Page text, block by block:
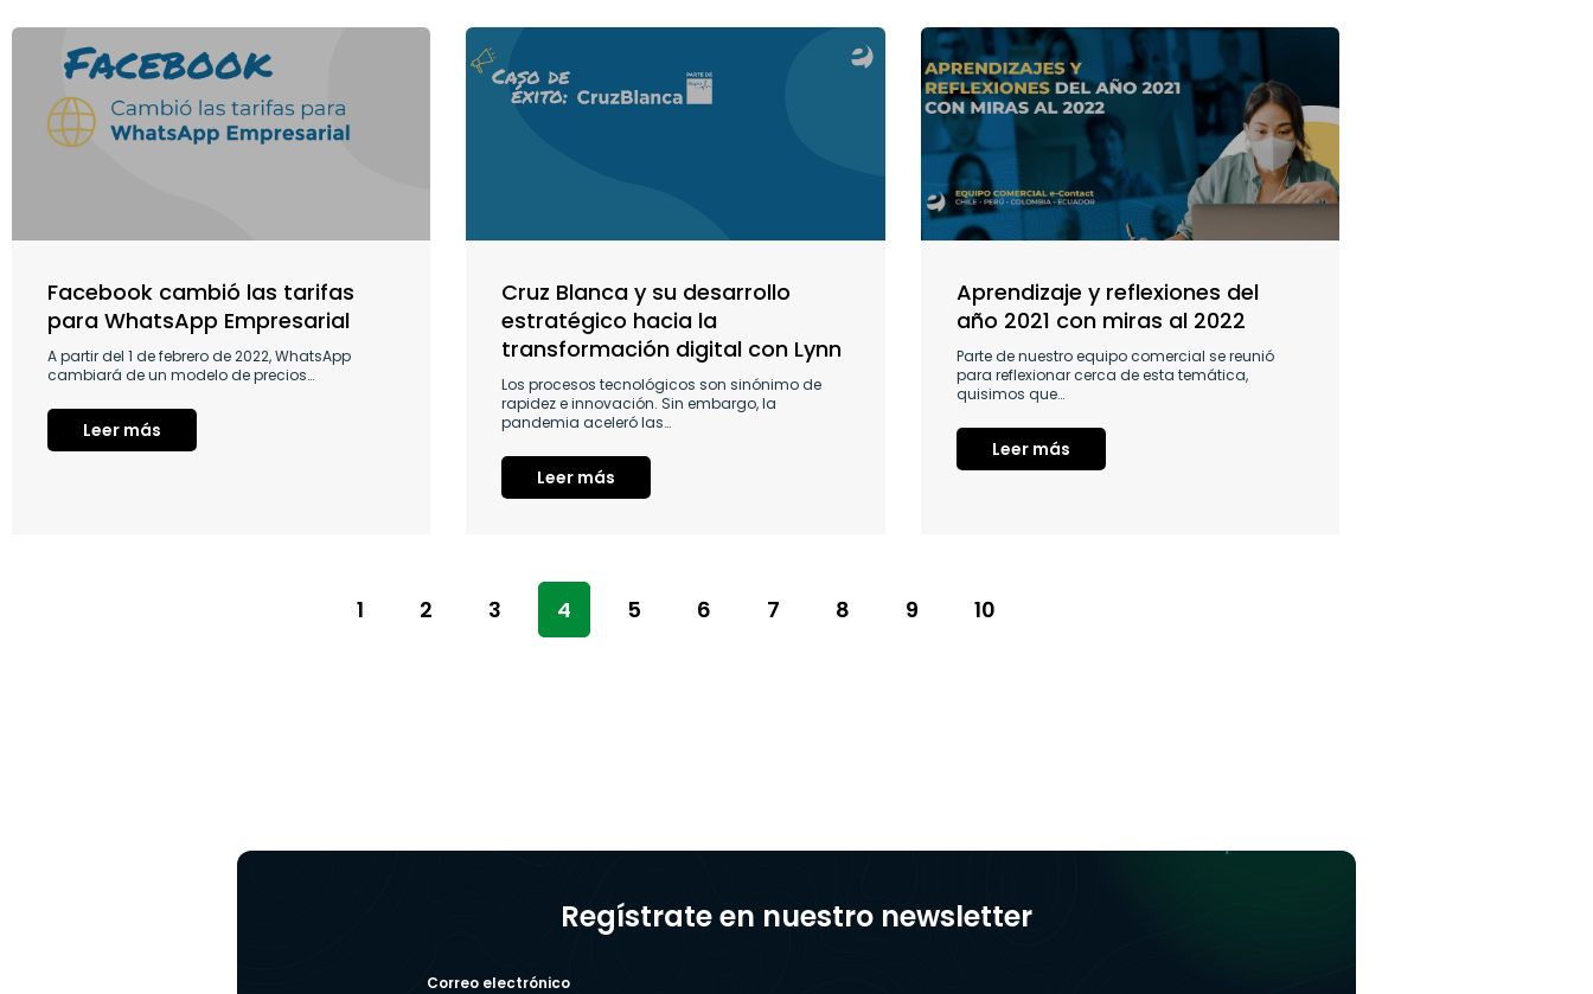
Facebook cambió las tarifas
para WhatsApp Empresarial
A partir del 1 de febrero de 2022, WhatsApp
cambiará de un modelo de precios…
Leer más
Cruz Blanca y su desarrollo
estratégico hacia la
transformación digital con Lynn
Los procesos tecnológicos son sinónimo de
rapidez e innovación. Sin embargo, la
pandemia aceleró las…
Leer más
Aprendizaje y reflexiones del
año 2021 con miras al 2022
Parte de nuestro equipo comercial se reunió
para reflexionar cerca de esta temática,
quisimos que…
Leer más
1 2 3 4 5 6 7 8 9 10
Regístrate en nuestro newsletter
Correo electrónico